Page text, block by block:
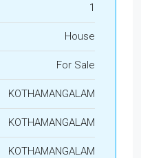
1
House
For Sale
KOTHAMANGALAM
KOTHAMANGALAM
KOTHAMANGALAM